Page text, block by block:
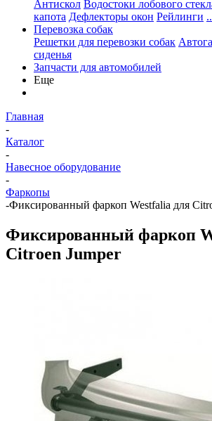
Антискол Водостоки лобового
капота Дефлекторы окон Рейлинги
Перевозка собак
Решетки для перевозки собак
сиденья
Запчасти для автомобилей
Еще
Главная
-
Каталог
-
Навесное оборудование
-
Фаркопы
-Фиксированный фаркоп Westfalia для
Фиксированный фаркоп
Citroen Jumper